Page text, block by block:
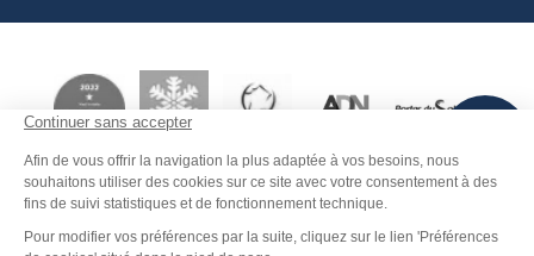
Contact
FANFOUÉ
Je peux t'aider ?